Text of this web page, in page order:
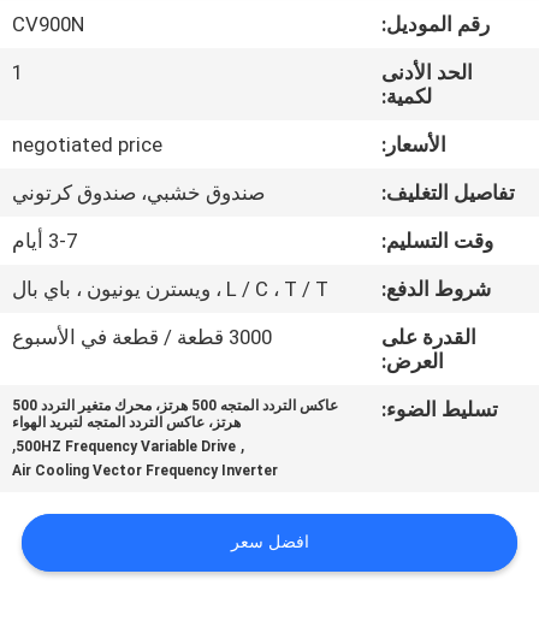
جولة
المعمل
ضبط
الجودة
اتصل
خريطة
رقم الموديل:
CV900N
الحد الأدنى
لكمية:
1
الأسعار:
negotiated price
تفاصيل التغليف:
صندوق خشبي، صندوق كرتوني
وقت التسليم:
3-7 أيام
شروط الدفع:
L / C ، T / T ، ويسترن يونيون ، باي بال
القدرة على
العرض:
3000 قطعة / قطعة في الأسبوع
تسليط الضوء:
عاكس التردد المتجه 500 هرتز، محرك متغير التردد 500
هرتز، عاكس التردد المتجه لتبريد الهواء
,
500HZ Frequency Variable Drive
,
Air Cooling Vector Frequency Inverter
افضل سعر